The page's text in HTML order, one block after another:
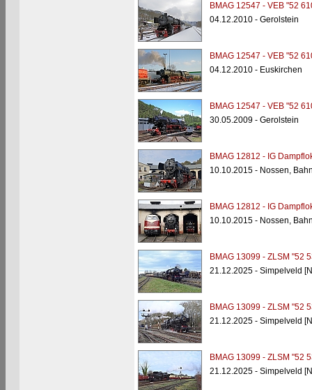
BMAG 12547 - VEB "52
04.12.2010 - Gerolstein
BMAG 12547 - VEB "52
04.12.2010 - Euskirchen
BMAG 12547 - VEB "52
30.05.2009 - Gerolstein
BMAG 12812 - IG
10.10.2015 - Nossen,
BMAG 12812 - IG
10.10.2015 - Nossen,
BMAG 13099 - ZLSM "52
21.12.2025 - Simpelveld
BMAG 13099 - ZLSM "52
21.12.2025 - Simpelveld
BMAG 13099 - ZLSM "52
21.12.2025 - Simpelveld